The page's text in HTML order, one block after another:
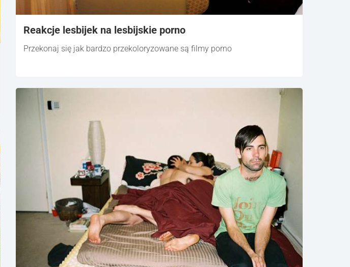
Reakcje lesbijek na lesbijskie porno
Przekonaj się jak bardzo przekoloryzowane są filmy porno